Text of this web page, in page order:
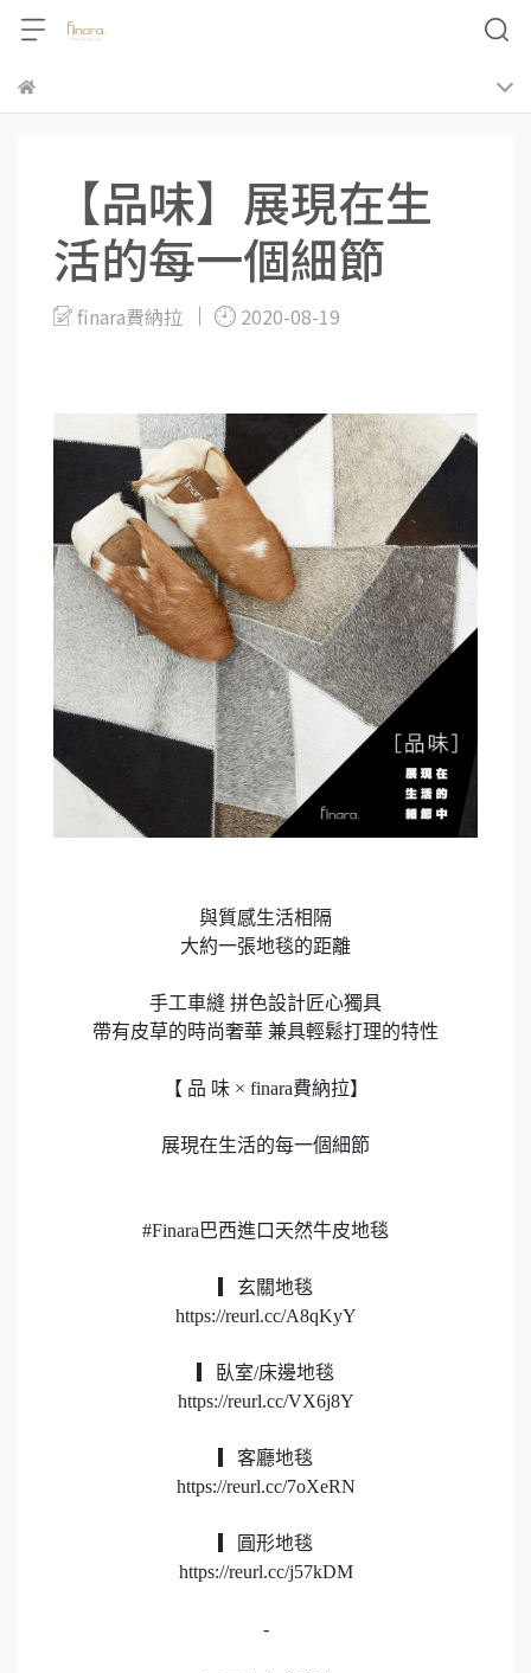
【品味】展現在生
活的每一個細節
finara費納拉 2020-08-19
與質感生活相隔
大約一張地毯的距離
手工車縫 拼色設計匠心獨具
帶有皮草的時尚奢華 兼具輕鬆打理的特性
【 品 味 × finara費納拉】
展現在生活的每一個細節
#Finara巴西進口天然牛皮地毯
▎玄關地毯
https://reurl.cc/A8qKyY
▎臥室/床邊地毯
https://reurl.cc/VX6j8Y
▎客廳地毯
https://reurl.cc/7oXeRN
▎圓形地毯
https://reurl.cc/j57kDM
-